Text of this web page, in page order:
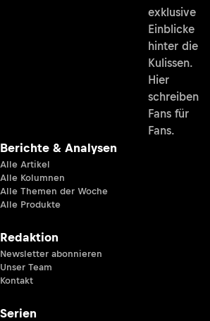
exklusive
Einblicke
hinter die
Kulissen.
Hier
schreiben
Fans für
Fans.
Berichte & Analysen
Alle Artikel
Alle Kolumnen
Alle Themen der Woche
Alle Produkte
Redaktion
Newsletter abonnieren
Unser Team
Kontakt
Serien